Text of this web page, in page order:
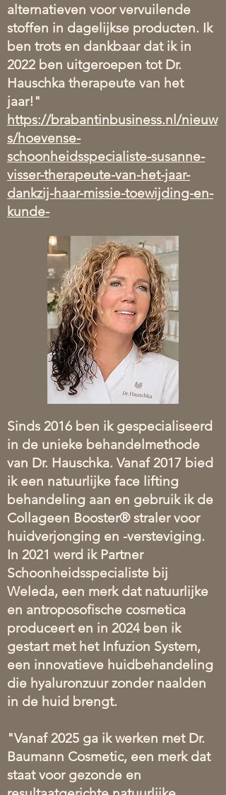
alternatieven voor vervuilende
stoffen in dagelijkse producten. Ik
ben trots en dankbaar dat ik in
2022 ben uitgeroepen tot Dr.
Hauschka therapeute van het
jaar!"
https://brabantinbusiness.nl/nieuw
s/hoevense-
schoonheidsspecialiste-susanne-
visser-therapeute-van-het-jaar-
dankzij-haar-missie-toewijding-en-
kunde-
Sinds 2016 ben ik gespecialiseerd
in de unieke behandelmethode
van Dr. Hauschka. Vanaf 2017 bied
ik een natuurlijke face lifting
behandeling aan en gebruik ik de
Collageen Booster® straler voor
huidverjonging en -versteviging.
In 2021 werd ik Partner
Schoonheidsspecialiste bij
Weleda, een merk dat natuurlijke
en antroposofische cosmetica
produceert en in 2024 ben ik
gestart met het Infuzion System,
een innovatieve huidbehandeling
die hyaluronzuur zonder naalden
in de huid brengt.
"Vanaf 2025 ga ik werken met Dr.
Baumann Cosmetic, een merk dat
staat voor gezonde en